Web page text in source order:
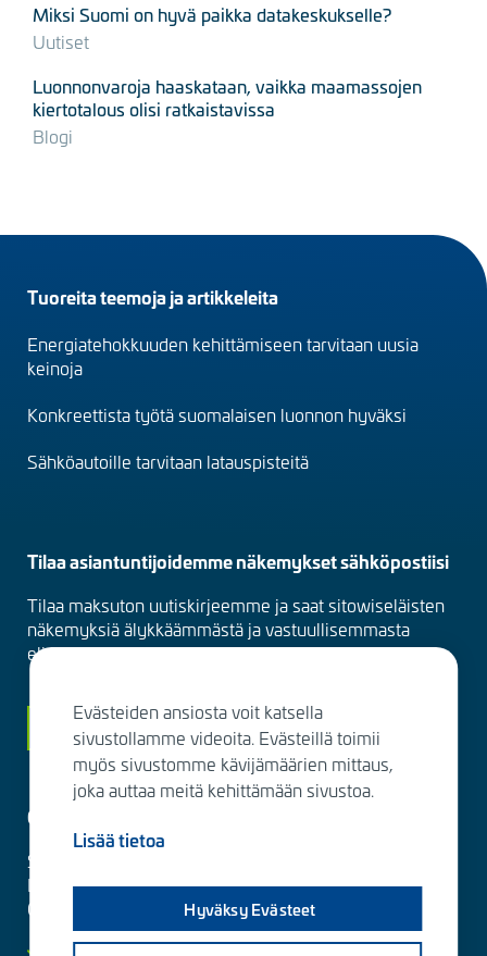
Miksi Suomi on hyvä paikka datakeskukselle?
Uutiset
Luonnonvaroja haaskataan, vaikka maamassojen
kiertotalous olisi ratkaistavissa
Blogi
Footer
menu
(fi)
Tuoreita teemoja ja artikkeleita
Energiatehokkuuden kehittämiseen tarvitaan uusia
keinoja
Konkreettista työtä suomalaisen luonnon hyväksi
Sähköautoille tarvitaan latauspisteitä
Tilaa asiantuntijoidemme näkemykset sähköpostiisi
Tilaa maksuton uutiskirjeemme ja saat sitowiseläisten
näkemyksiä älykkäämmästä ja vastuullisemmasta
elinympäristöstä suoraan sähköpostiisi kuukausittain.
Siirry tilaamaan
Ota yhteyttä
Sitowise Group Oyj
Linnoitustie 6 D
02600 Espoo, Finland
Evästeiden ansiosta voit katsella
sivustollamme videoita. Evästeillä toimii
myös sivustomme kävijämäärien mittaus,
joka auttaa meitä kehittämään sivustoa.
Lisää tietoa
Hyväksy Evästeet